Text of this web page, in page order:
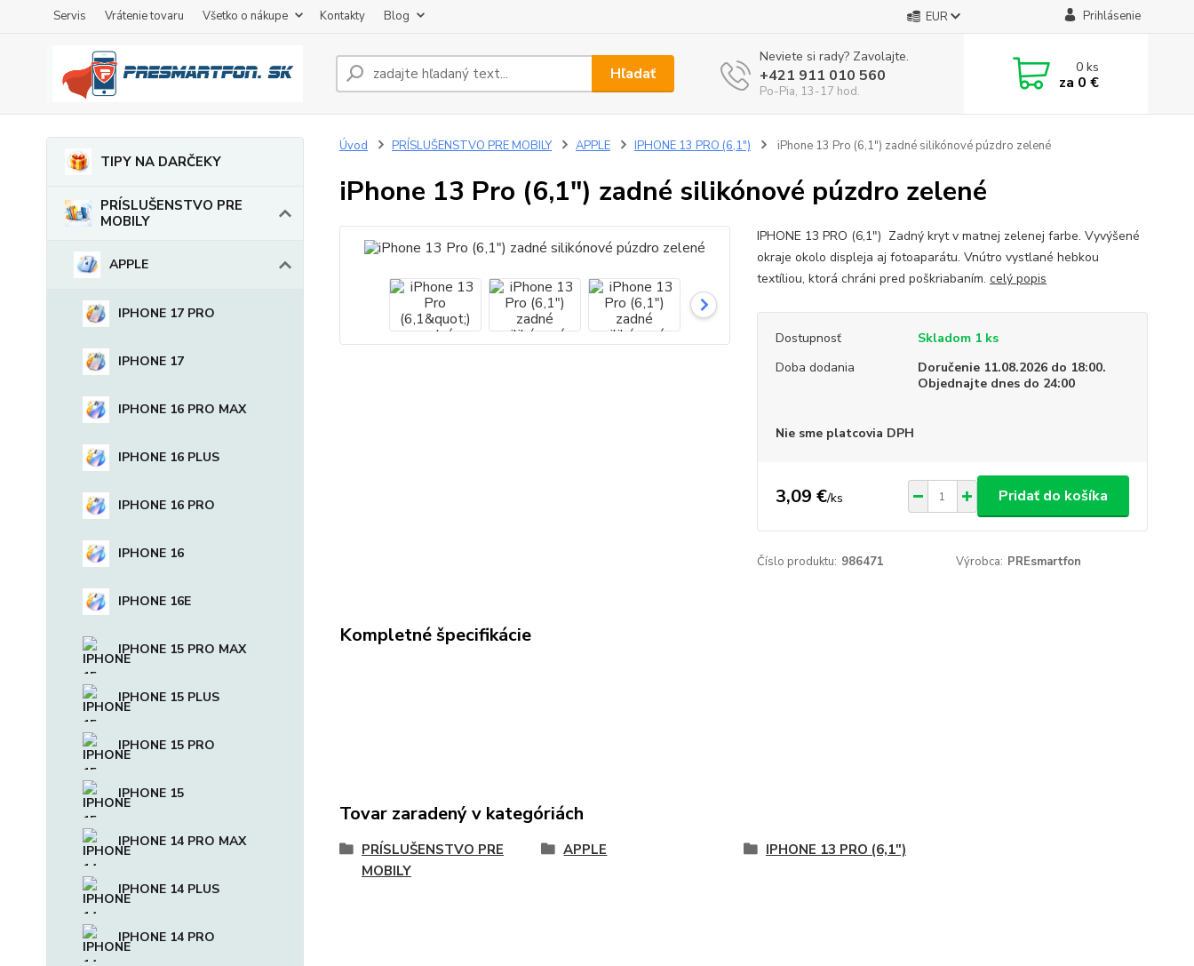
Servis Vrátenie tovaru Všetko o nákupe Kontakty Blog EUR Prihlásenie
Hľadať
Neviete si rady? Zavolajte.
+421 911 010 560
Po-Pia, 13-17 hod.
0ks
za 0 €
TIPY NA DARČEKY
PRÍSLUŠENSTVO PRE
MOBILY
APPLE
IPHONE 17 PRO
IPHONE 17
IPHONE 16 PRO MAX
IPHONE 16 PLUS
IPHONE 16 PRO
IPHONE 16
IPHONE 16E
IPHONE 15 PRO MAX
IPHONE 15 PLUS
IPHONE 15 PRO
IPHONE 15
IPHONE 14 PRO MAX
IPHONE 14 PLUS
IPHONE 14 PRO
Úvod PRÍSLUŠENSTVO PRE MOBILY APPLE IPHONE 13 PRO (6,1") iPhone 13 Pro (6,1") zadné silikónové púzdro zelené
iPhone 13 Pro (6,1") zadné silikónové púzdro zelené
IPHONE 13 PRO (6,1") Zadný kryt v matnej zelenej farbe. Vyvýšené
okraje okolo displeja aj fotoaparátu. Vnútro vystlané hebkou
textíliou, ktorá chráni pred poškriabaním. celý popis
Dostupnosť
Skladom 1 ks
Doba dodania
Doručenie 11.08.2026 do 18:00.
Objednajte dnes do 24:00
Nie sme platcovia DPH
3,09 €/ks Pridať do košíka
Číslo produktu: 986471 Výrobca: PREsmartfon
Kompletné špecifikácie
Tovar zaradený v kategóriách
PRÍSLUŠENSTVO PRE
MOBILY
APPLE IPHONE 13 PRO (6,1")